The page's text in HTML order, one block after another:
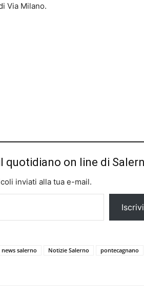
Via Milano.
quotidiano on line di
inviati alla tua e-mail.
news salerno Notizie Salerno
pontecagnano